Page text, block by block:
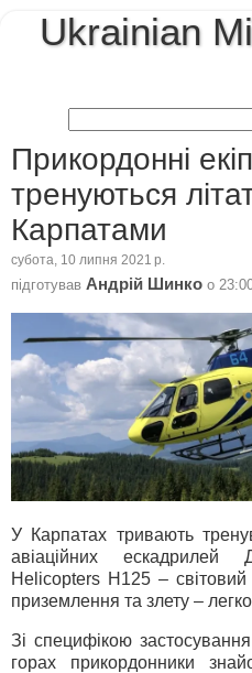
Ukrainian
Прикордонні
тренуються
Карпатами
субота, 10 липня 2021 р.
підготував Андрій Шинко о
У Карпатах тривають
авіаційних ескадрилей
Helicopters Н125 –
приземлення та злету – легко
Зі специфікою
горах прикордонники